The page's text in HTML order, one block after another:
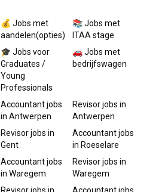
💰 Jobs met
aandelen(opties)
📚 Jobs met
ITAA stage
🎓 Jobs voor
Graduates /
Young
Professionals
🚗 Jobs met
bedrijfswagen
Accountantjobs
in Antwerpen
Revisorjobs in
Antwerpen
Revisorjobs in
Gent
Accountantjobs
in Roeselare
Accountantjobs
in Waregem
Revisorjobs in
Waregem